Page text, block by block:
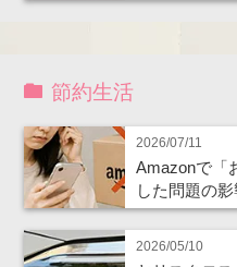
節約生活
2026/07/11
Amazonで「
した問題の
2026/05/10